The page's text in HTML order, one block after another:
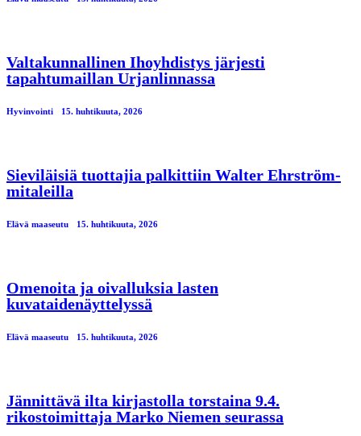
Valtakunnallinen Ihoyhdistys järjesti
tapahtumaillan Urjanlinnassa
Hyvinvointi 15. huhtikuuta, 2026
Sieviläisiä tuottajia palkittiin Walter Ehrström-
mitaleilla
Elävä maaseutu 15. huhtikuuta, 2026
Omenoita ja oivalluksia lasten
kuvataidenäyttelyssä
Elävä maaseutu 15. huhtikuuta, 2026
Jännittävä ilta kirjastolla torstaina 9.4.
rikostoimittaja Marko Niemen seurassa